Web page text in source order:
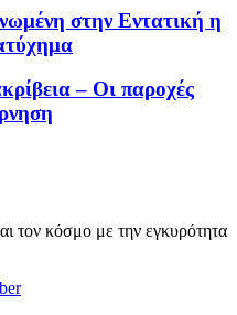
στην Εντατική η
– Οι παροχές
τον κόσμο με την εγκυρότητα